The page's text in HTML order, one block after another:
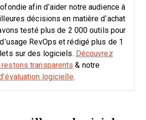
afin d’aider notre audience à
décisions en matière d’achat
testé plus de 2 000 outils pour
RevOps et rédigé plus de 1
sur des logiciels. Découvrez
transparents & notre
logicielle.